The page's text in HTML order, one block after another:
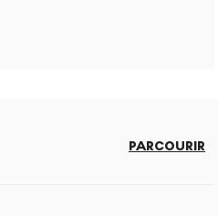
PARCOURIR